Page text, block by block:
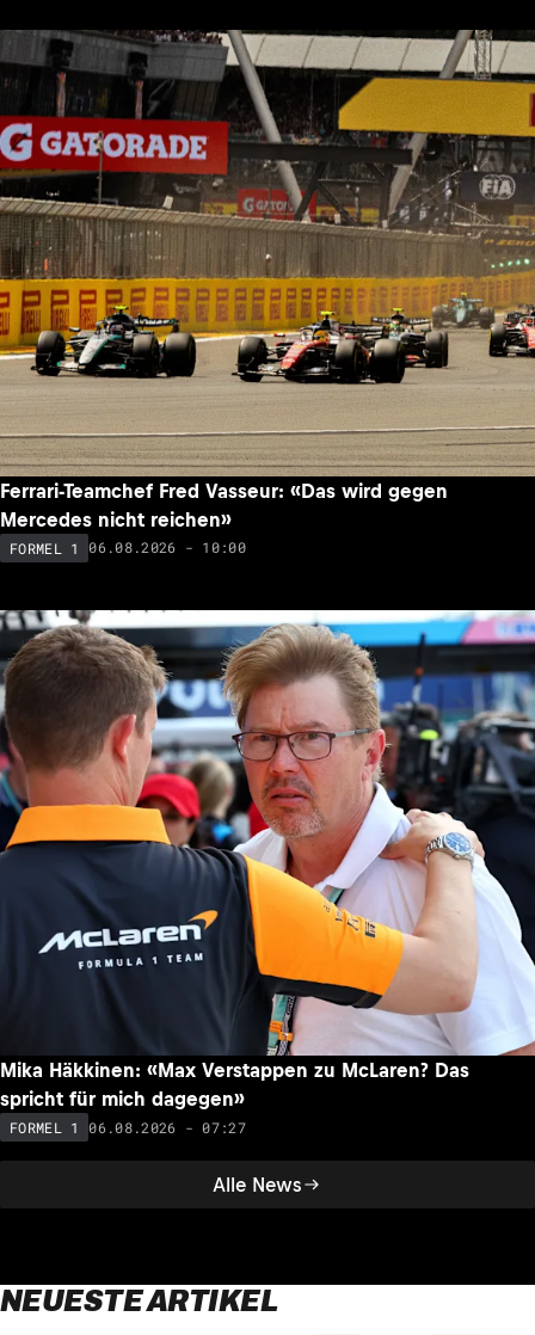
Alle News
Ferrari-Teamchef Fred Vasseur: «Das wird gegen
Mercedes nicht reichen»
FORMEL 1 06.08.2026 - 10:00
Mika Häkkinen: «Max Verstappen zu McLaren? Das
spricht für mich dagegen»
FORMEL 1 06.08.2026 - 07:27
NEUESTE ARTIKEL